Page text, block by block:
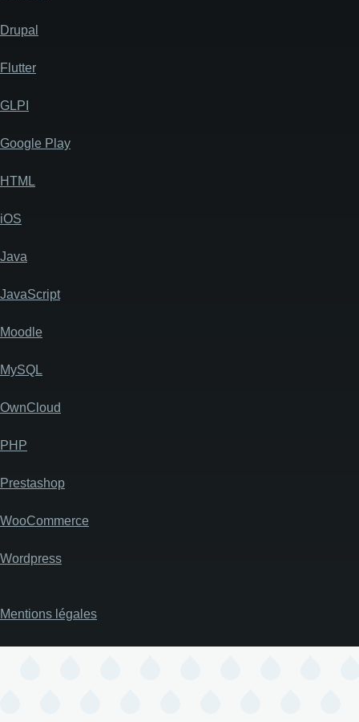
Drupal
Flutter
GLPI
Google Play
HTML
iOS
Java
JavaScript
Moodle
MySQL
OwnCloud
PHP
Prestashop
WooCommerce
Wordpress
Pied
page
Mentions légales